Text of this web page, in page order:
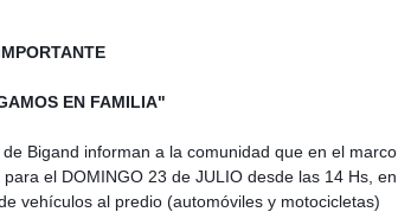
EN FAMILIA"
Bigand informan a la comunidad que en el marco
el DOMINGO 23 de JULIO desde las 14 Hs, en
vehículos al predio (automóviles y motocicletas)